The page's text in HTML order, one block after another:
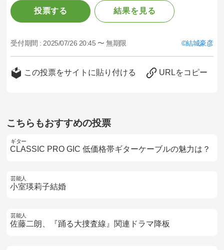
投票する 結果を見る
受付期間 : 2025/07/26 20:45 〜 無期限 結城豪彦
この投票をサイトに貼り付ける URLをコピー
こちらもおすすめの投票
ギター
CLASSIC PRO GIC 低価格帯ギターケーブルの魅力は？
芸能人
小室瑛莉子結婚
芸能人
佐藤二朗、『踊る大捜査線』関連ドラマ降板